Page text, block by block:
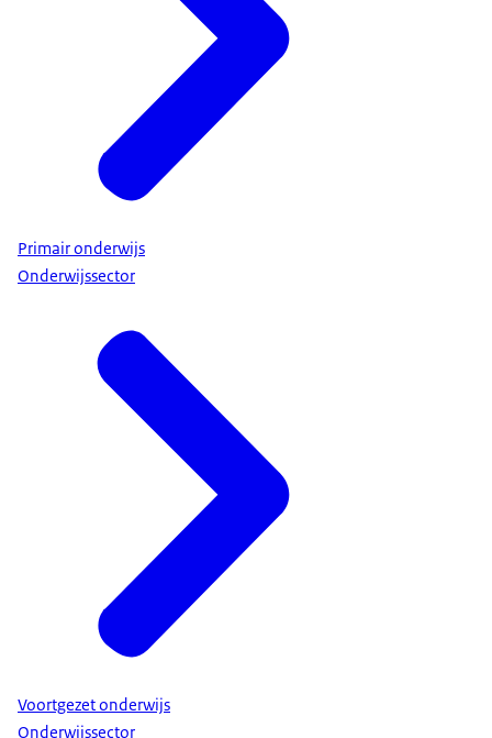
Primair onderwijs
Onderwijssector
Voortgezet onderwijs
Onderwijssector